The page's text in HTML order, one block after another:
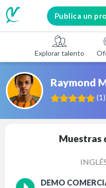
Publica un
Explorar talento
Raymond
(1 )
Muestras
DEMO